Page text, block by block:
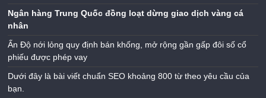
Ngân hàng Trung Quốc đồng loạt dừng giao dịch vàng cá
nhân
Ấn Độ nới lỏng quy định bán khống, mở rộng gần gấp đôi số cổ
phiếu được phép vay
Dưới đây là bài viết chuẩn SEO khoảng 800 từ theo yêu cầu của
bạn.